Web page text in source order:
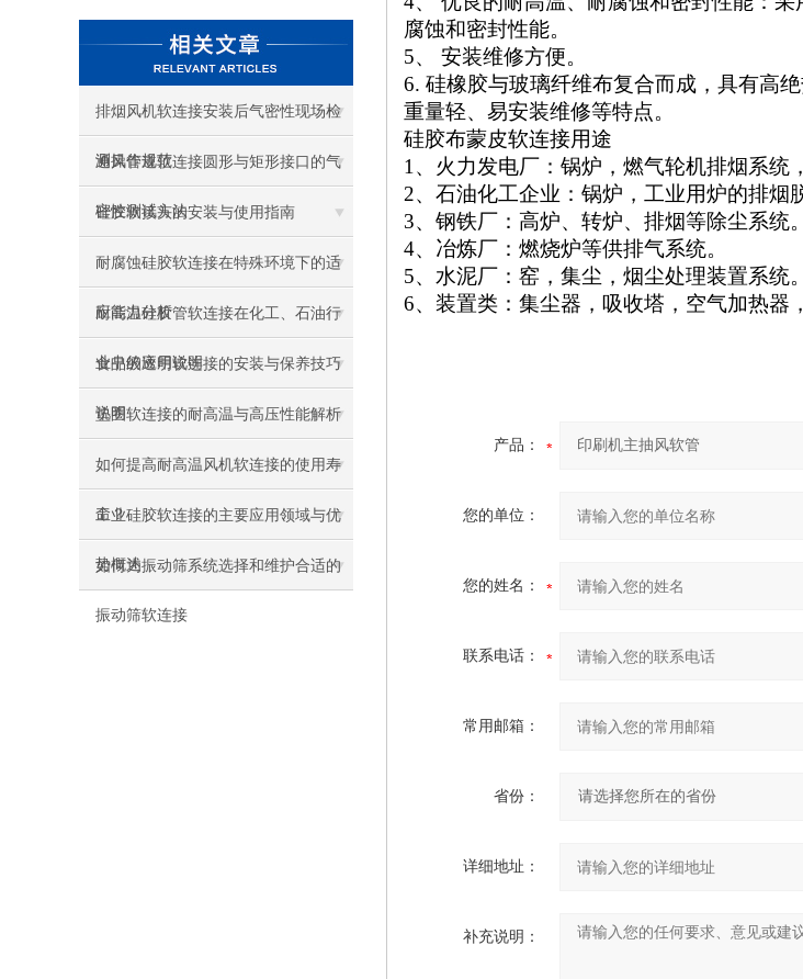
排烟风机软连接安装后气密性现场检
测操作规范
通风管道软连接圆形与矩形接口的气
密性测试方法
硅胶软接头的安装与使用指南
耐腐蚀硅胶软连接在特殊环境下的适
应能力分析
耐高温硅胶管软连接在化工、石油行
业中的应用说明
食品级透明软连接的安装与保养技巧
说明
垫圈软连接的耐高温与高压性能解析
如何提高耐高温风机软连接的使用寿
命？
工业硅胶软连接的主要应用领域与优
势概述
如何为振动筛系统选择和维护合适的
振动筛软连接
腐蚀和密封性能。
5、 安装维修方便。
6. 硅橡胶与玻璃纤维布复合而成，具有高
重量轻、易安装维修等特点。
硅胶布蒙皮软连接用途
1、 火力发电厂：锅炉，燃气轮机排烟系统
2、石油化工企业：锅炉，工业用炉的排烟
3、钢铁厂：高炉、转炉、排烟等除尘系统。
4、冶炼厂：燃烧炉等供排气系统。
5、水泥厂：窑，集尘，烟尘处理装置系统。
6、装置类：集尘器，吸收塔，空气加热器
产品：
您的单位：
您的姓名：
联系电话：
常用邮箱：
省份：
详细地址：
补充说明：